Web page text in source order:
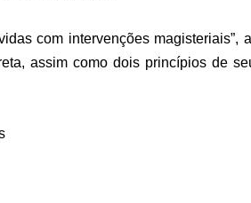
com intervenções magisteriais”,
assim como dois princípios de